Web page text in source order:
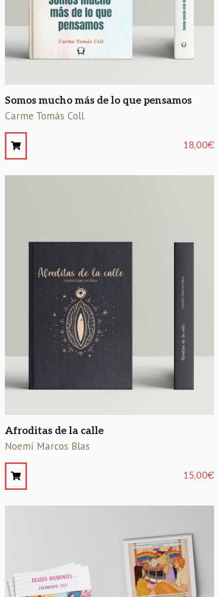
Somos mucho más de lo que pensamos
Carme Tomás Coll
18,00€
Afroditas de la calle
Noemí Marcos Blas
15,00€